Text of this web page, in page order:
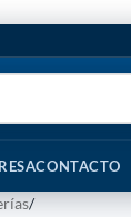
CONTACTO
/